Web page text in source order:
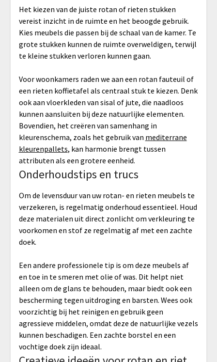
Het kiezen van de juiste rotan of rieten stukken
vereist inzicht in de ruimte en het beoogde gebruik.
Kies meubels die passen bij de schaal van de kamer. Te
grote stukken kunnen de ruimte overweldigen, terwijl
te kleine stukken verloren kunnen gaan.
Voor woonkamers raden we aan een rotan fauteuil of
een rieten koffietafel als centraal stuk te kiezen. Denk
ook aan vloerkleden van sisal of jute, die naadloos
kunnen aansluiten bij deze natuurlijke elementen.
Bovendien, het creëren van samenhang in
kleurenschema, zoals het gebruik van mediterrane
kleurenpallets, kan harmonie brengt tussen
attributen als een grotere eenheid.
Onderhoudstips en trucs
Om de levensduur van uw rotan- en rieten meubels te
verzekeren, is regelmatig onderhoud essentieel. Houd
deze materialen uit direct zonlicht om verkleuring te
voorkomen en stof ze regelmatig af met een zachte
doek.
Een andere professionele tip is om deze meubels af
en toe in te smeren met olie of was. Dit helpt niet
alleen om de glans te behouden, maar biedt ook een
bescherming tegen uitdroging en barsten. Wees ook
voorzichtig bij het reinigen en gebruik geen
agressieve middelen, omdat deze de natuurlijke vezels
kunnen beschadigen. Een zachte borstel en een
vochtige doek zijn ideaal.